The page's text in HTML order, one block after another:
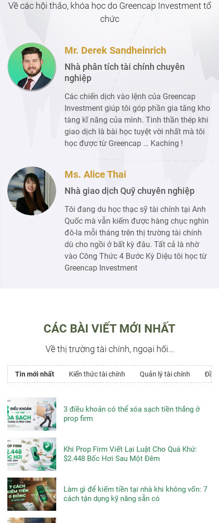
Về các hội thảo, khóa học do Greencap Investment tổ
chức
Mr. Derek Sandheinrich
Nhà phân tích tài chính chuyên
nghiệp
Các chiến dịch vào lệnh của Greencap
Investment giúp tôi góp phần gia tăng kho
tàng kĩ năng của mình. Tinh thần thép khi
giao dịch là bài học tuyệt vời nhất mà tôi
học được từ Greencap … Kaching !
Ms. Alice Thai
Nhà giao dịch Quỹ chuyên nghiệp
Tôi đang du học thạc sỹ tài chính tại Anh
Quốc mà vẫn kiếm được hàng chục nghìn
đô-la mỗi tháng trên thị trường tài chính
dù cho ngồi ở bất kỳ đâu. Tất cả là nhờ
vào Công Thức 4 Bước Kỳ Diệu tôi học từ
Greencap Investment
CÁC BÀI VIẾT MỚI NHẤT
Về thị trường tài chính, ngoại hối...
Tin mới nhất Kiến thức tài chính Quản lý tài chính Đầu
3 điều khoản có thể xóa sạch tiền thắng ở
prop firm
Khi Prop Firm Viết Lại Luật Cho Quá Khứ:
$2.448 Bốc Hơi Sau Một Đêm
Làm gì để kiếm tiền tại nhà khi không vốn: 7
cách tận dụng kỹ năng sẵn có